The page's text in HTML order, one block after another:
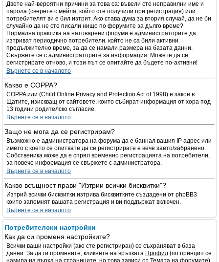
Двете най-вероятни причини за това са: въвели сте неправилни име и
парола (сверете с мейла, който сте получили при регистрация) или
потребителят ви е бил изтрит. Ако става дума за втория случай, да не би
случайно да не сте писали нищо по форумите за дълго време?
Нормална практика на натоварени форуми е администраторите да
изтриват периодично потребители, който не са били активни
продължително време, за да се намали размера на базата данни.
Свържете се с администраторите за информация. Можете да се
регистрирате отново, и този път се опитайте да бъдете по-активни!
Върнете се в началото
Какво е COPPA?
COPPA или (Child Online Privacy and Protection Act of 1998) е закон в
Щатите, изискващ от сайтовете, които събират информация от хора под
13 години родителско съгласие.
Върнете се в началото
Защо не мога да се регистрирам?
Възможно е администратора на форума да е баннал вашия IP адрес или
името с което се опитвате да се регистрирате е вече заето/забранено.
Собственика може да е спрял временно регистрацията на потребители,
за повече информация се свържете с администратора.
Върнете се в началото
Какво всъщност прави "Изтрии всички бисквитки"?
Изтрий всички бисквитки изтрива бисквитките създадени от phpBB3
които запомнят вашата регистрация и ви поддържат включен.
Върнете се в началото
Потребителски настройки
Как да си променя настройките?
Всички ваши настройки (ако сте регистриран) се съхраняват в база
данни. За да ги промените, кликнете на връзката Профил (по принцип се
намира на върха на страниците, но това зависи от Темата на форумите).